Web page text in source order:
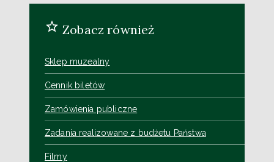
Zobacz również
Sklep muzealny
Cennik biletów
Zamówienia publiczne
Zadania realizowane z budżetu Państwa
Filmy